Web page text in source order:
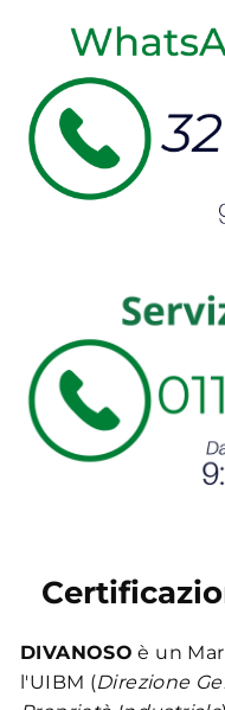
DIVANOSO è un
l'UIBM (Direzione